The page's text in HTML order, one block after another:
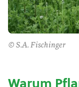
© S.A. Fischinger